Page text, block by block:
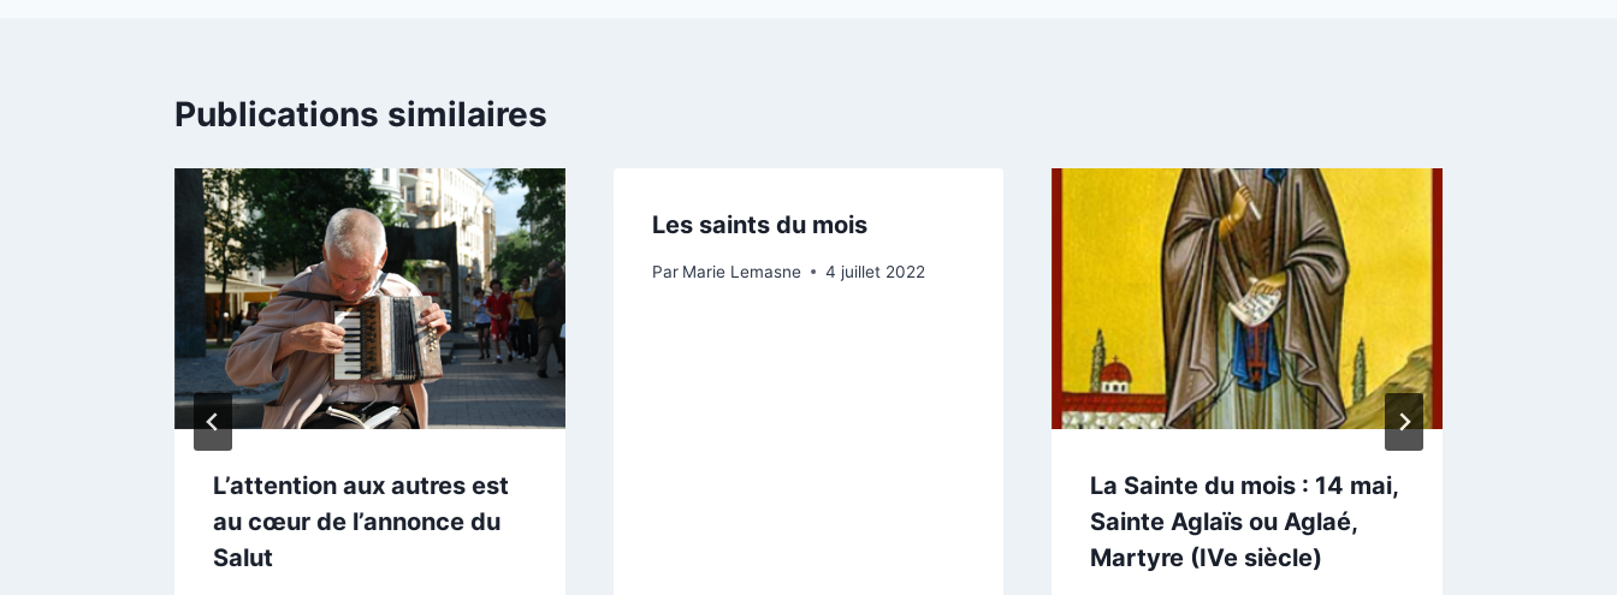
Publications similaires
L’attention aux autres est
au cœur de l’annonce du
Salut
Les saints du mois
Par Marie Lemasne 4 juillet 2022
La Sainte du mois : 14 mai,
Sainte Aglaïs ou Aglaé,
Martyre (IVe siècle)